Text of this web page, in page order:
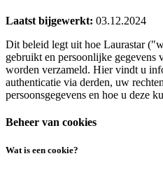
Laatst bijgewerkt: 03.12.2024
Dit beleid legt uit hoe Laurastar
gebruikt en persoonlijke gegevens
worden verzameld. Hier vindt u
authenticatie via derden, uw
persoonsgegevens en hoe u deze
Beheer van cookies
Wat is een cookie?